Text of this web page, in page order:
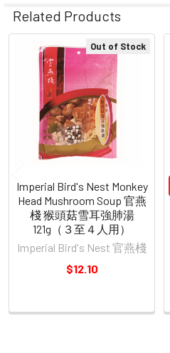
Related Products
Related
Products
Out of Stock
Imperial Bird's Nest Monkey
Head Mushroom Soup 官燕
棧 猴頭菇雪耳強肺湯
121g（３至４人用）
Imperial Bird's Nest 官燕棧
$12.10